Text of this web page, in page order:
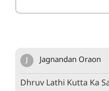
J Jagnandan Oraon
Dhruv Lathi Kutta Ka